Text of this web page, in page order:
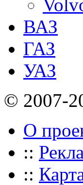
ВАЗ
ГАЗ
УАЗ
© 2007-
О
::
::